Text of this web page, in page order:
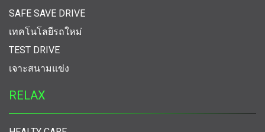
SAFE SAVE DRIVE
เทคโนโลยีรถใหม่
TEST DRIVE
เจาะสนามแข่ง
RELAX